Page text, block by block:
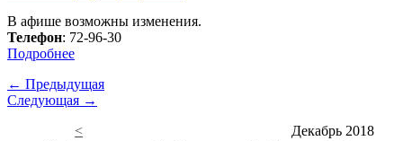
В афише возможны изменения.
Телефон: 72-96-30
Подробнее
← Предыдущая
Следующая →
<
Декабрь 2018